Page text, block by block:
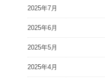
2025年7月
2025年6月
2025年5月
2025年4月